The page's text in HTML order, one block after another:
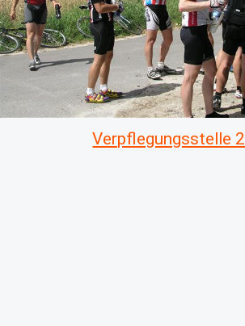
Verpflegungsstelle 2